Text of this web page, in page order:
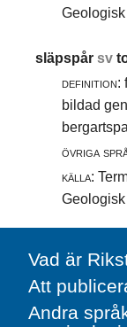
släpspårsv
definition:
bildad
övriga
källa:
Vad är
Att
Andra